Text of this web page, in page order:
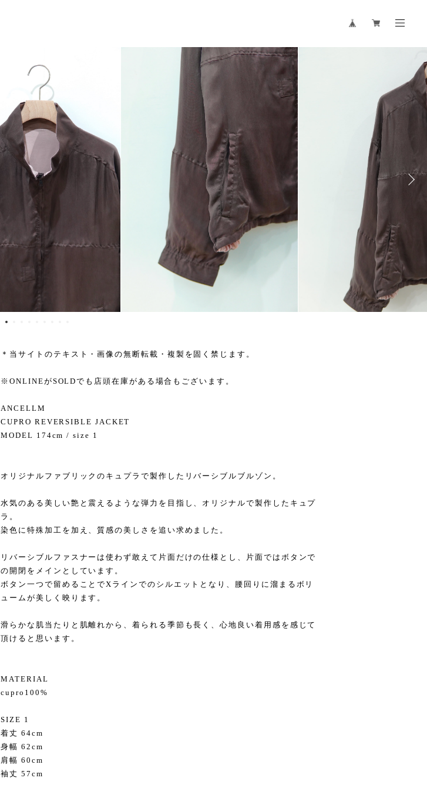
＊当サイトのテキスト・画像の無断転載・複製を固く禁じます。
※ONLINEがSOLDでも店頭在庫がある場合もございます。
ANCELLM
CUPRO REVERSIBLE JACKET
MODEL 174cm / size 1
オリジナルファブリックのキュプラで製作したリバーシブルブルゾン。
水気のある美しい艶と震えるような弾力を目指し、オリジナルで製作したキュプ
ラ。
染色に特殊加工を加え、質感の美しさを追い求めました。
リバーシブルファスナーは使わず敢えて片面だけの仕様とし、片面ではボタンで
の開閉をメインとしています。
ボタン一つで留めることでXラインでのシルエットとなり、腰回りに溜まるボリ
ュームが美しく映ります。
滑らかな肌当たりと肌離れから、着られる季節も長く、心地良い着用感を感じて
頂けると思います。
MATERIAL
cupro100%
SIZE 1
着丈 64cm
身幅 62cm
肩幅 60cm
袖丈 57cm